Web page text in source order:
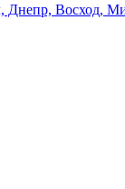
Восход,